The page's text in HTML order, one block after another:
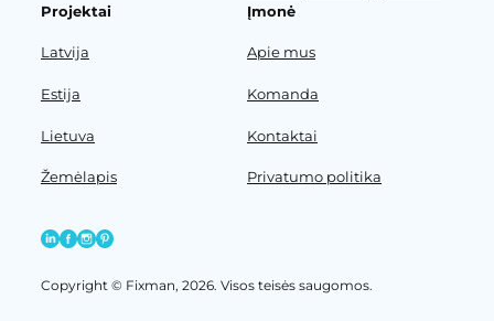
Projektai
Latvija
Estija
Lietuva
Žemėlapis
Įmonė
Apie mus
Komanda
Kontaktai
Privatumo politika
Copyright © Fixman, 2026. Visos teisės saugomos.